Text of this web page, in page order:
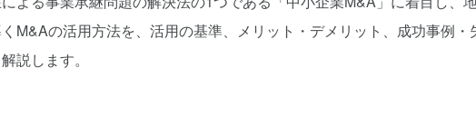
M&Aの活用方法を、活用の基準、メリット・デメリット、成功事例・
説します。